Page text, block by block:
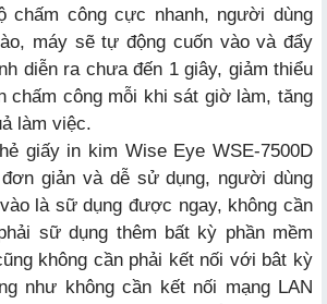
chấm công cực nhanh, người dùng
máy sẽ tự động cuốn vào và đẩy
diễn ra chưa đến 1 giây, giảm thiểu
chấm công mỗi khi sát giờ làm, tăng
làm việc.
giấy in kim Wise Eye WSE-7500D
giản và dễ sử dụng, người dùng
là sữ dụng được ngay, không cần
sữ dụng thêm bất kỳ phần mềm
không cần phải kết nối với bât kỳ
như không cần kết nối mạng LAN